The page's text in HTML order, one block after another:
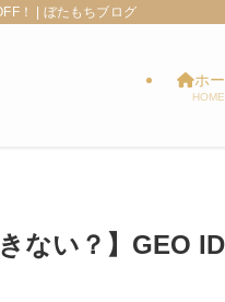
！ | ぼたもちブログ
ホ
HOME
ない？】GEO